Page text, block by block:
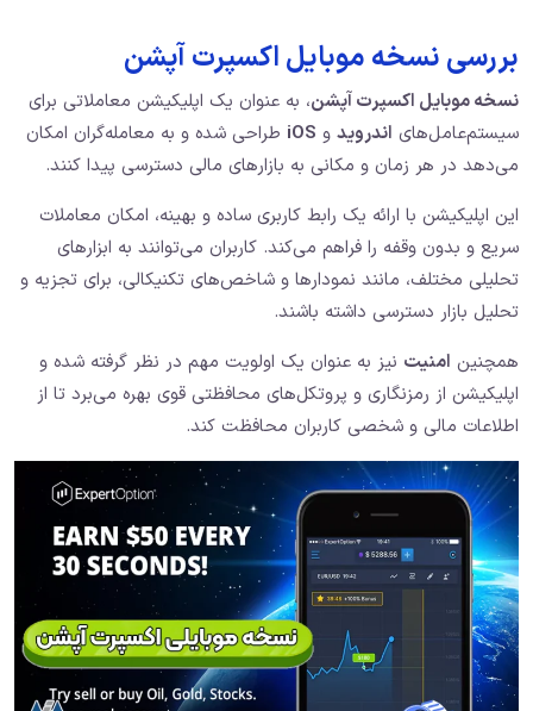
بررسی نسخه موبایل اکسپرت آپشن
نسخه موبایل اکسپرت آپشن، به عنوان یک اپلیکیشن معاملاتی برای
سیستم‌عامل‌های اندروید و iOS طراحی شده و به معامله‌گران امکان
می‌دهد در هر زمان و مکانی به بازارهای مالی دسترسی پیدا کنند.
این اپلیکیشن با ارائه یک رابط کاربری ساده و بهینه، امکان معاملات
سریع و بدون وقفه را فراهم می‌کند. کاربران می‌توانند به ابزارهای
تحلیلی مختلف، مانند نمودارها و شاخص‌های تکنیکالی، برای تجزیه و
تحلیل بازار دسترسی داشته باشند.
همچنین امنیت نیز به عنوان یک اولویت مهم در نظر گرفته شده و
اپلیکیشن از رمزنگاری و پروتکل‌های محافظتی قوی بهره می‌برد تا از
اطلاعات مالی و شخصی کاربران محافظت کند.